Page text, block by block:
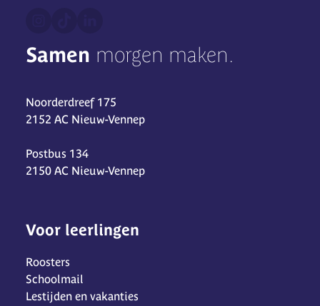
Samen morgen maken.
Noorderdreef 175
2152 AC Nieuw-Vennep
Postbus 134
2150 AC Nieuw-Vennep
Voor leerlingen
Roosters
Schoolmail
Lestijden en vakanties